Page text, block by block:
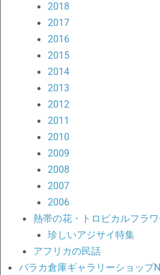
2018
2017
2016
2015
2014
2013
2012
2011
2010
2009
2008
2007
2006
熱帯の花・トロピカルフラ
珍しいアジサイ特集
アフリカの民話
バラカ倉庫ギャラリーショップ